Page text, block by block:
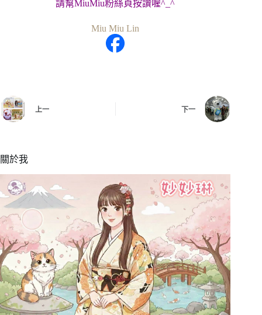
請幫MiuMiu粉絲頁按讚喔^_^
Miu Miu Lin
上一 下一
關於我